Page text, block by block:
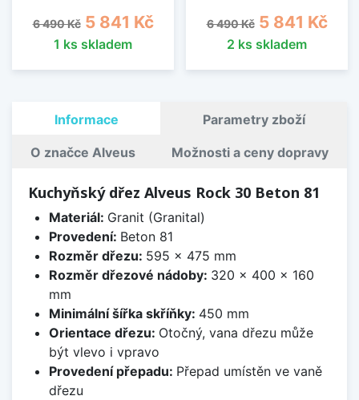
Běžná cena
6 490 Kč Cena
5 841 Kč
1 ks skladem
Běžná cena
6 490 Kč Cena
5 841 Kč
2 ks skladem
Informace Parametry zboží
O značce Alveus Možnosti a ceny dopravy
Kuchyňský dřez Alveus Rock 30 Beton 81
Materiál: Granit (Granital)
Provedení: Beton 81
Rozměr dřezu: 595 x 475 mm
Rozměr dřezové nádoby: 320 x 400 x 160
mm
Minimální šířka skříňky: 450 mm
Orientace dřezu: Otočný, vana dřezu může
být vlevo i vpravo
Provedení přepadu: Přepad umístěn ve vaně
dřezu